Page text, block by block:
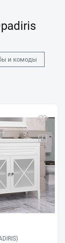
и комоды